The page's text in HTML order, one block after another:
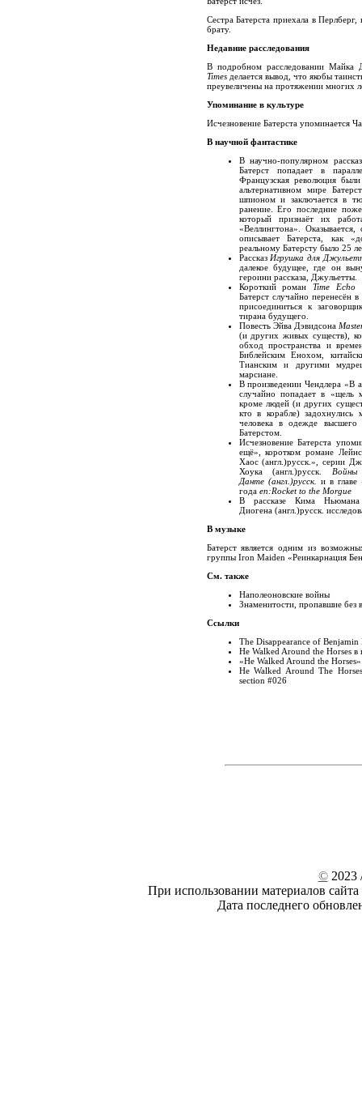
Сестра Батерста приехала в
брату.
Недавние расследования
В подробном расследовании Майка
Timesделается вывод, что якобы
преувеличены на протяжении многих
Упоминание в культуре
Исчезновение Батерста упоминается
В научной фантастике
В научно-популярном
Батерст попадает в
Французская революция
альтернативном мире
шпионом и заключается в
ранение. Его последние
который признаёт их
«Веллингтона».
описывает Батерста, как
реальному Батерсту было 25
Рассказ Игрушка для
далекое будущее, где он
героини рассказа, Джульетты.
Короткий романTime Echo
Батерст случайно перенесён
присоединиться к
тирана будущего.
Повесть Эйва Дэвидсона
(и других живых существ),
обход пространства и
Библейским Енохом,
Тианским и другими
марсиане.
В произведении Чендлера «В
случайно попадает в «щель
кроме людей (и других
кто в корабле)
человека в одежде высшего
Батерстом.
Исчезновение Батерста
ещё», коротком романе
Хаос (англ.)русск.», серии
Хоука
(англ.)русск.
Войны
Данте (англ.)русск.
и в главе
года en:Rocket to the Morgue
В рассказе Кима
Диогена (англ.)русск.
В музыке
Батерст является одним из
группы Iron Maiden «Реинкарнация
См. также
Наполеоновские войны
Знаменитости, пропавшие без
Ссылки
The Disappearance of Benjamin
He Walked Around the Horses в
«He Walked Around the
He Walked Around The
section #026
©2023
При использовании материалов
Дата последнего